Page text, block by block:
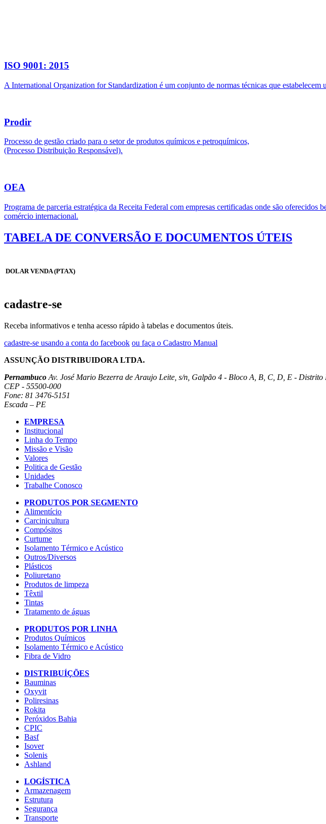
ISO 9001: 2015
A International Organization for Standardization é um conjunto de normas técnicas que estabelecem
Prodir
Processo de gestão criado para o setor de produtos químicos e petroquímicos,
(Processo Distribuição Responsável).
OEA
Programa de parceria estratégica da Receita Federal com empresas certificadas onde são
comércio internacional.
TABELA DE CONVERSÃO E DOCUMENTOS ÚTEIS
DOLAR VENDA (PTAX)
cadastre-se
Receba informativos e tenha acesso rápido à tabelas e documentos úteis.
cadastre-se usando a conta do facebook ou faça o Cadastro Manual
ASSUNÇÃO DISTRIBUIDORA LTDA.
Pernambuco Av. José Mario Bezerra de Araujo Leite, s/n, Galpão 4 - Bloco A, B, C, D, E - Distrito
CEP - 55500-000
Fone: 81 3476-5151
Escada – PE
EMPRESA
Institucional
Linha do Tempo
Missão e Visão
Valores
Politica de Gestão
Unidades
Trabalhe Conosco
PRODUTOS POR SEGMENTO
Alimentício
Carcinicultura
Compósitos
Curtume
Isolamento Térmico e Acústico
Outros/Diversos
Plásticos
Poliuretano
Produtos de limpeza
Têxtil
Tintas
Tratamento de águas
PRODUTOS POR LINHA
Produtos Químicos
Isolamento Térmico e Acústico
Fibra de Vidro
DISTRIBUÍÇÕES
Bauminas
Oxyvit
Poliresinas
Rokita
Peróxidos Bahia
CPIC
Basf
Isover
Solenis
Ashland
LOGÍSTICA
Armazenagem
Estrutura
Segurança
Transporte